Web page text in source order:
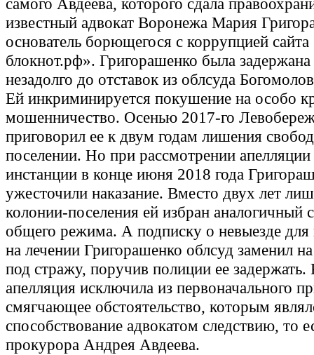
самого Авдеева, которого сдала
известный адвокат Воронежа Мария
основатель борющегося с коррупцией
блокнот.рф». Григорашенко была
незадолго до отставок из облсуда
Ей инкриминируется покушение на особо
мошенничество. Осенью 2017-го
приговорил ее к двум годам лишения
поселении. Но при рассмотрении апелляции
инстанции в конце июня 2018 года
ужесточили наказание. Вместо двух лет
колонии-поселения ей избран аналогичный
общего режима. А подписку о невыезде для
на лечении Григорашенко облсуд заменил
под стражу, поручив полиции ее задержать.
апелляция исключила из первоначального
смягчающее обстоятельство, которым
способствование адвокатом следствию, то
прокурора Андрея Авдеева.